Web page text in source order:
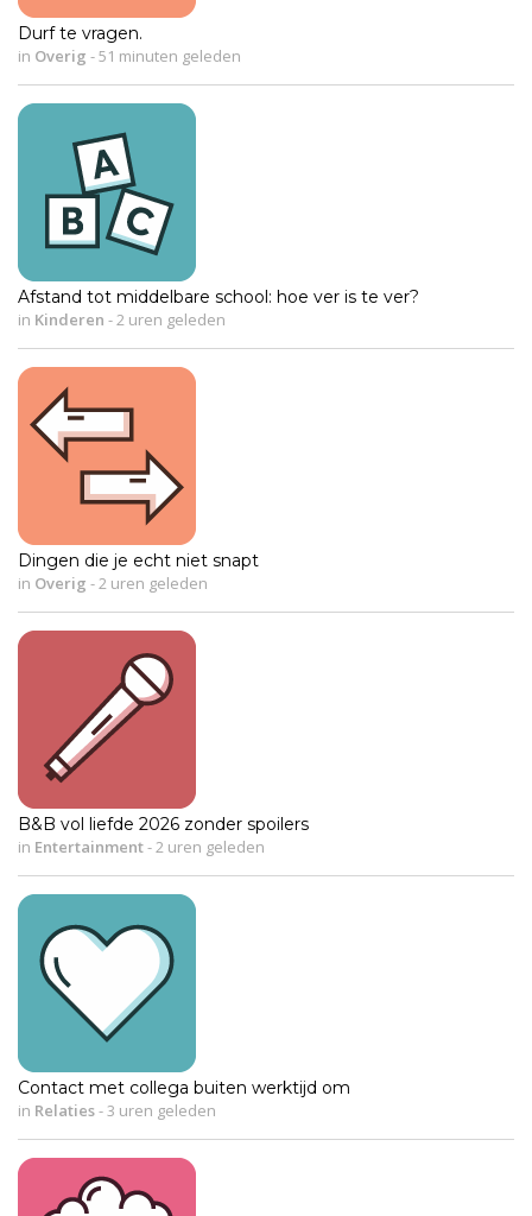
Durf te vragen.
in Overig -51 minuten geleden
Afstand tot middelbare school: hoe ver is te ver?
in Kinderen -2 uren geleden
Dingen die je echt niet snapt
in Overig -2 uren geleden
B&B vol liefde 2026 zonder spoilers
in Entertainment-2 uren geleden
Contact met collega buiten werktijd om
in Relaties-3 uren geleden